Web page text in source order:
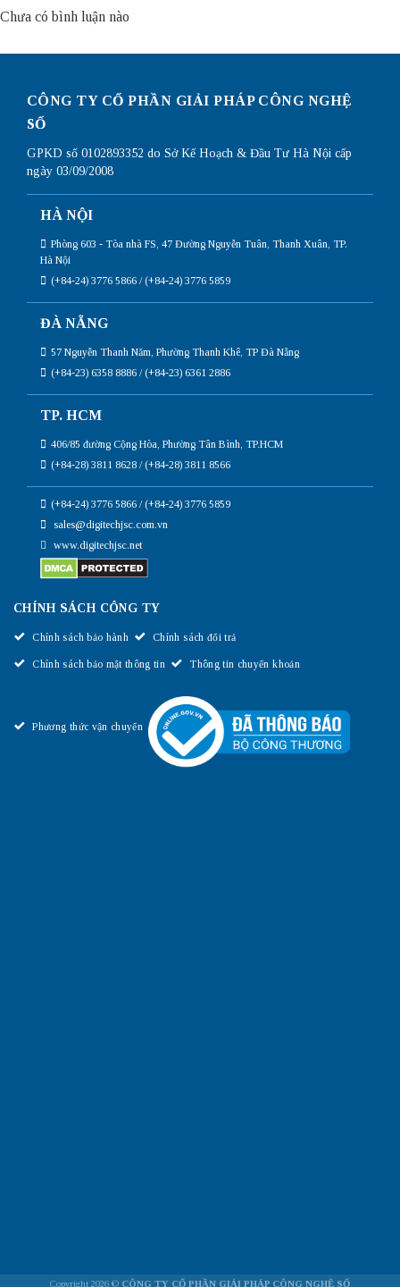
Chưa có bình luận nào
CÔNG TY CỔ PHẦN GIẢI PHÁP CÔNG NGHỆ
SỐ
GPKD số 0102893352 do Sở Kế Hoạch & Đầu Tư Hà Nội cấp
ngày 03/09/2008
HÀ NỘI
Phòng 603 - Tòa nhà FS, 47 Đường Nguyễn Tuân, Thanh Xuân, TP.
Hà Nội
(+84-24) 3776 5866 / (+84-24) 3776 5859
ĐÀ NẴNG
57 Nguyễn Thanh Năm, Phường Thanh Khê, TP Đà Nẵng
(+84-23) 6358 8886 / (+84-23) 6361 2886
TP. HCM
406/85 đường Cộng Hòa, Phường Tân Bình, TP.HCM
(+84-28) 3811 8628 / (+84-28) 3811 8566
(+84-24) 3776 5866 / (+84-24) 3776 5859
sales@digitechjsc.com.vn
www.digitechjsc.net
CHÍNH SÁCH CÔNG TY
Chính sách bảo hành Chính sách đổi trả
Chính sách bảo mật thông tin Thông tin chuyển khoản
Phương thức vận chuyển
Copyright 2026 © CÔNG TY CỔ PHẦN GIẢI PHÁP CÔNG NGHỆ SỐ